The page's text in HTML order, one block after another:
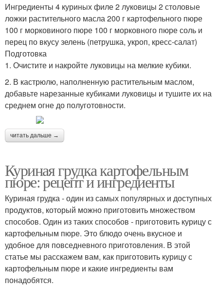
Ингредиенты 4 куриных филе 2 луковицы 2 столовые
ложки растительного масла 200 г картофельного пюре
100 г морковиного пюре 100 г морковного пюре соль и
перец по вкусу зелень (петрушка, укроп, кресс-салат)
Подготовка
1. Очистите и накройте луковицы на мелкие кубики.
2. В кастрюлю, наполненную растительным маслом,
добавьте нарезанные кубиками луковицы и тушите их на
среднем огне до полуготовности.
читать дальше →
Куриная грудка картофельным
пюре: рецепт и ингредиенты
Куриная грудка - один из самых популярных и доступных
продуктов, который можно приготовить множеством
способов. Один из таких способов - приготовить курицу с
картофельным пюре. Это блюдо очень вкусное и
удобное для повседневного приготовления. В этой
статье мы расскажем вам, как приготовить курицу с
картофельным пюре и какие ингредиенты вам
понадобятся.